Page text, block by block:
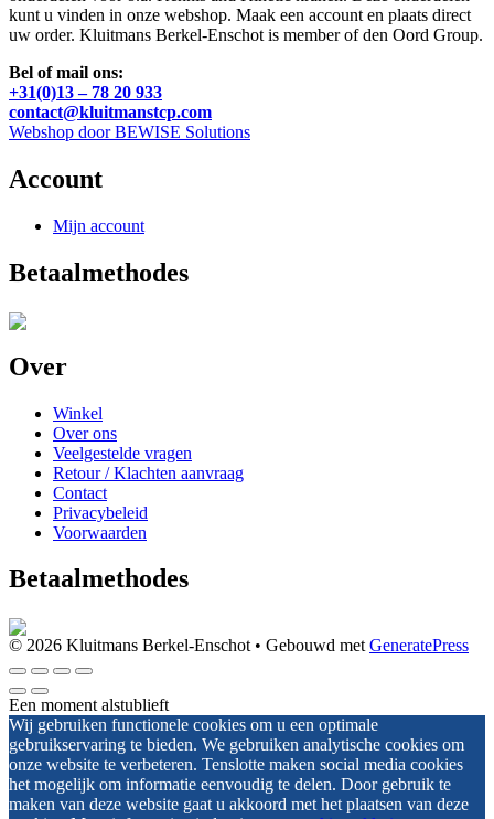
kunt u vinden in onze webshop. Maak een account en plaats direct
uw order. Kluitmans Berkel-Enschot is member of den Oord Group.
Bel of mail ons:
+31(0)13 – 78 20 933
contact@kluitmanstcp.com
Webshop door BEWISE Solutions
Account
Mijn account
Betaalmethodes
Over
Winkel
Over ons
Veelgestelde vragen
Retour / Klachten aanvraag
Contact
Privacybeleid
Voorwaarden
Betaalmethodes
© 2026 Kluitmans Berkel-Enschot • Gebouwd met GeneratePress
Een moment alstublieft
Wij gebruiken functionele cookies om u een optimale
gebruikservaring te bieden. We gebruiken analytische cookies om
onze website te verbeteren. Tenslotte maken social media cookies
het mogelijk om informatie eenvoudig te delen. Door gebruik te
maken van deze website gaat u akkoord met het plaatsen van deze